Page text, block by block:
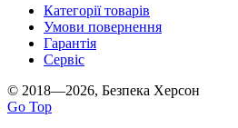
Категорії товарів
Умови повернення
Гарантія
Сервіс
© 2018—2026, Безпека Херсон
Go Top